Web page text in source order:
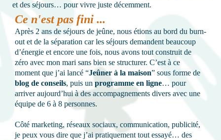
et des séjours… pour vivre juste décemment.
Ce n'est pas fini ...
Après 2 ans de séjours de jeûne, nous étions au bord du burn-
out et de la séparation car les séjours demandent beaucoup
d’énergie et encore une fois, nous avons tout construit de
zéro avec mon mari sans bien se structurer. C’est à ce
moment que j’ai lancé “Jeûner à la maison” sous forme de
blog de conseils, puis un programme en ligne… pour
arriver aujourd’hui à des accompagnements divers avec une
équipe de 6 à 8 personnes.
Côté marketing, réseaux sociaux, communication, publicité,
je peux vous dire que j’ai pratiquement tout essayé… des